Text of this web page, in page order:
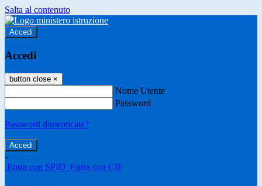
Salta al contenuto
Accedi
Accedi
button close ×
Nome Utente
Password
Password dimenticata?
-
Entra con SPID Entra con CIE